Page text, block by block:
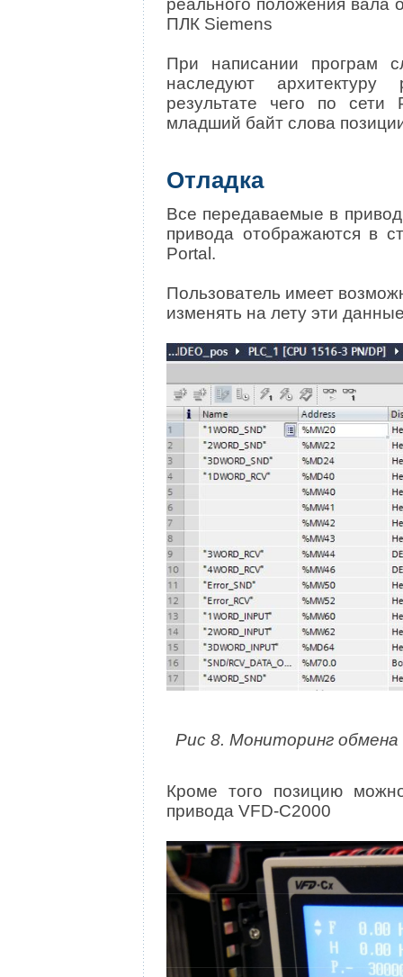
реального положения вала
ПЛК Siemens
При написании програм
наследуют
результате чего по сети
младший байт слова
Отладка
Все передаваемые в
привода отображаются в
Portal.
Пользователь имеет
изменять на лету эти
Рис 8. Мониторинг
Кроме того позицию
привода VFD-C2000